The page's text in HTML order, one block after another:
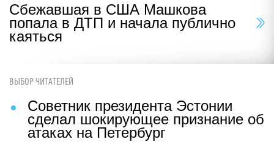
Сбежавшая в США Машкова
попала в ДТП и начала публично
каяться
ВЫБОР ЧИТАТЕЛЕЙ
Советник президента Эстонии
сделал шокирующее признание об
атаках на Петербург